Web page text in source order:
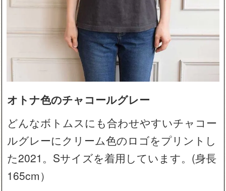
オトナ色のチャコールグレー
どんなボトムスにも合わせやすいチャコー
ルグレーにクリーム色のロゴをプリントし
た2021。Sサイズを着用しています。(身長
165cm）